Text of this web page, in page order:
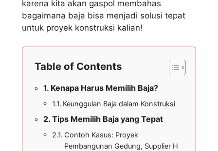
karena kita akan gaspol membahas
bagaimana baja bisa menjadi solusi tepat
untuk proyek konstruksi kalian!
Table of Contents
Kenapa Harus Memilih Baja?
Keunggulan Baja dalam Konstruksi
Tips Memilih Baja yang Tepat
Contoh Kasus: Proyek
Pembangunan Gedung, Supplier H